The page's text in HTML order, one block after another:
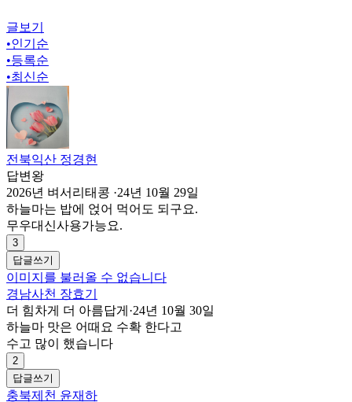
글보기
•인기순
•등록순
•최신순
전북익산 정경현
답변왕
2026년 벼서리태콩 ·24년 10월 29일
하늘마는 밥에 얹어 먹어도 되구요.
무우대신사용가능요.
3
답글쓰기
이미지를 불러올 수 없습니다
경남사천 장효기
더 힘차게 더 아름답게 ·24년 10월 30일
하늘마 맛은 어때요 수확 한다고
수고 많이 했습니다
2
답글쓰기
충북제천 윤재하